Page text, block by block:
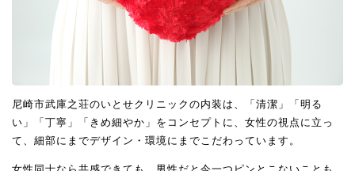
尼崎市武庫之荘のいとせクリニックの内装は、「清潔」「明る
い」「丁寧」「きめ細やか」をコンセプトに、女性の視点に立っ
て、細部にまでデザイン・環境にまでこだわっています。